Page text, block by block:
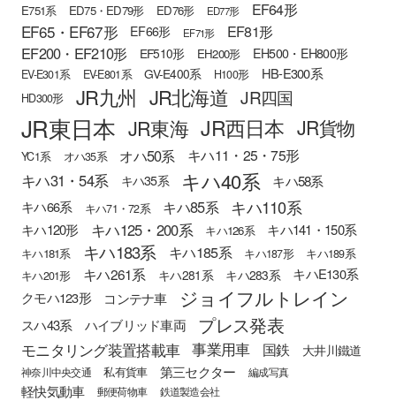
E751系 ED75・ED79形 ED76形 ED77形 EF64形
EF65・EF67形 EF66形 EF71形
EF81形
EF200・EF210形
EF510形 EH200形 EH500・EH800形
EV-E301系 EV-E801系 GV-E400系 H100形 HB-E300系
HD300形 JR九州 JR北海道 JR四国
JR東日本 JR東海 JR西日本 JR貨物
YC1系 オハ35系 オハ50系 キハ11・25・75形
キハ31・54系 キハ35系 キハ40系 キハ58系
キハ66系 キハ71・72系 キハ85系 キハ110系
キハ120形 キハ125・200系 キハ126系 キハ141・150系
キハ181系 キハ183系 キハ185系 キハ187形
キハ189系
キハ201形
キハ261系 キハ281系 キハ283系
キハE130系
クモハ123形
コンテナ車 ジョイフルトレイン
スハ43系 ハイブリッド車両 プレス発表
モニタリング装置搭載車 事業用車 国鉄 大井川鐵道
神奈川中央交通 私有貨車 第三セクター 編成写真
軽快気動車 郵便荷物車 鉄道製造会社